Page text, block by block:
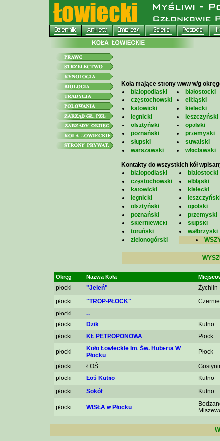
Koła mające strony www w/g
białopodlaski
białostocki
częstochowski
elbląski
katowicki
kielecki
legnicki
leszczyński
olsztyński
opolski
poznański
przemyski
słupski
suwalski
warszawski
włocławski
Kontakty do wszystkich kół
białopodlaski
białostocki
częstochowski
elbląski
katowicki
kielecki
legnicki
leszczyński
olsztyński
opolski
poznański
przemyski
skierniewicki
słupski
toruński
wałbrzyski
zielonogórski
Okręg Nazwa Koła
płocki "Jeleń"
Żychlin
płocki
"TROP-PŁOCK"
płocki
--
--
płocki
Dzik
Kutno
płocki
KŁ PETROPONOWA Płock
płocki
Koło Łowieckie Im. Św. Huberta W
Płocku
Płock
płocki ŁOŚ
płocki
Łoś Kutno
Kutno
płocki
Sokół Kutno
płocki WISŁA w Płocku